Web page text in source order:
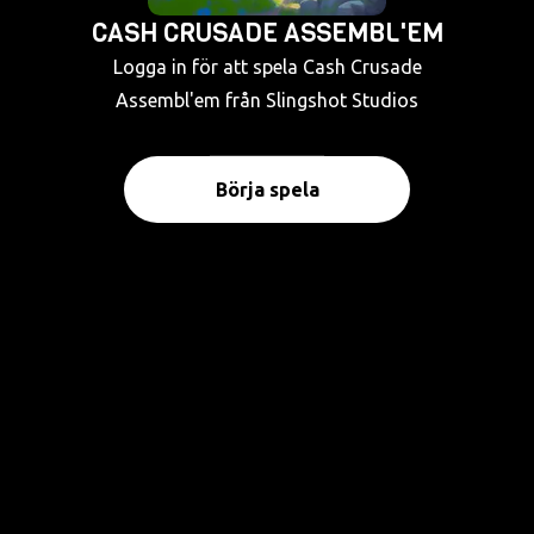
CASH CRUSADE ASSEMBL'EM
Logga in för att spela Cash Crusade
Assembl'em från Slingshot Studios
Börja spela